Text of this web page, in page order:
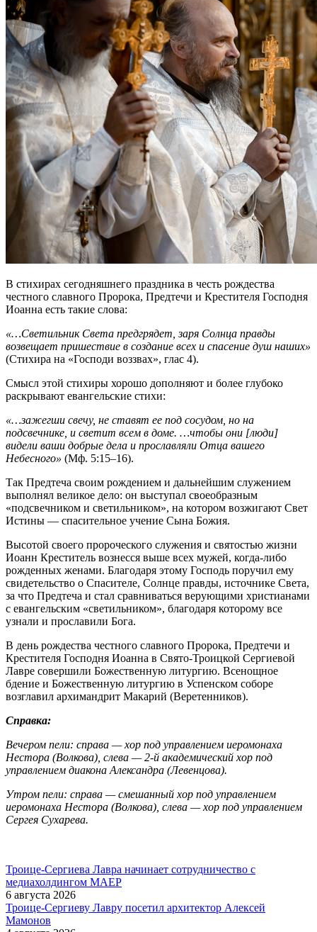
В стихирах сегодняшнего праздника в честь рождества
честного славного Пророка, Предтечи и Крестителя Господня
Иоанна есть такие слова:
«…Светильник Света предгрядет, заря Солнца правды
возвещает пришествие в создание всех и спасение душ наших»
(Стихира на «Господи воззвах», глас 4).
Смысл этой стихиры хорошо дополняют и более глубоко
раскрывают евангельские стихи:
«…зажегши свечу, не ставят ее под сосудом, но на
подсвечнике, и светит всем в доме. …чтобы они [люди]
видели ваши добрые дела и прославляли Отца вашего
Небесного» (Мф. 5:15–16).
Так Предтеча своим рождением и дальнейшим служением
выполнял великое дело: он выступал своеобразным
«подсвечником и светильником», на котором возжигают Свет
Истины — спасительное учение Сына Божия.
Высотой своего пророческого служения и святостью жизни
Иоанн Креститель вознесся выше всех мужей, когда-либо
рожденных женами. Благодаря этому Господь поручил ему
свидетельство о Спасителе, Солнце правды, источнике Света,
за что Предтеча и стал сравниваться верующими христианами
с евангельским «светильником», благодаря которому все
узнали и прославили Бога.
В день рождества честного славного Пророка, Предтечи и
Крестителя Господня Иоанна в Свято-Троицкой Сергиевой
Лавре совершили Божественную литургию. Всенощное
бдение и Божественную литургию в Успенском соборе
возглавил архимандрит Макарий (Веретенников).
Справка:
Вечером пели: справа — хор под управлением иеромонаха
Нестора (Волкова), слева — 2-й академический хор под
управлением диакона Александра (Левенцова).
Утром пели: справа — смешанный хор под управлением
иеромонаха Нестора (Волкова), слева — хор под управлением
Сергея Сухарева.
Троице-Сергиева Лавра начинает сотрудничество с
медиахолдингом МАЕР
6 августа 2026
Троице-Сергиеву Лавру посетил архитектор Алексей
Мамонов